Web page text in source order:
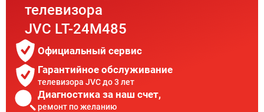
телевизора
JVC LT-24M485
Официальный сервис
Гарантийное обслуживание
телевизора JVC до 3 лет
Диагностика за наш счет,
ремонт по желанию